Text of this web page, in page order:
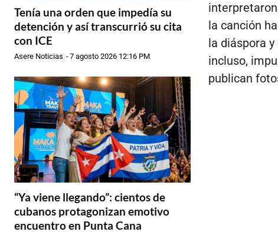
Tenía una orden que impedía su
detención y así transcurrió su cita
con ICE
Asere Noticias -7 agosto 2026 12:16 PM
“Ya viene llegando”: cientos de
cubanos protagonizan emotivo
encuentro en Punta Cana
la canción
la diáspora
incluso,
publican